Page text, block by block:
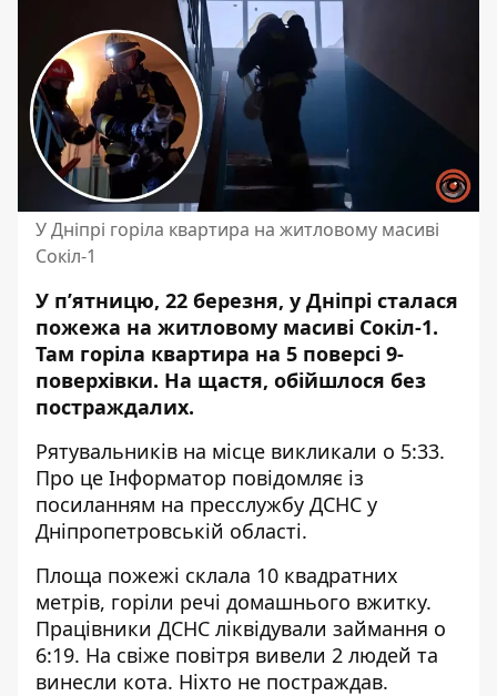
У Дніпрі горіла квартира на житловому масиві
Сокіл-1
У п’ятницю, 22 березня, у Дніпрі сталася
пожежа на житловому масиві Сокіл-1.
Там горіла квартира на 5 поверсі 9-
поверхівки. На щастя, обійшлося без
постраждалих.
Рятувальників на місце викликали о 5:33.
Про це Інформатор повідомляє із
посиланням на пресслужбу ДСНС у
Дніпропетровській області.
Площа пожежі склала 10 квадратних
метрів, горіли речі домашнього вжитку.
Працівники ДСНС ліквідували займання о
6:19. На свіже повітря вивели 2 людей та
винесли кота. Ніхто не постраждав.